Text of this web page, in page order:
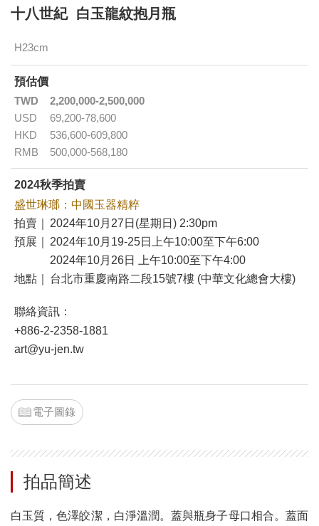
十八世紀 白玉龍紋抱月瓶
H23cm
預估價
TWD
2,200,000-2,500,000
USD
69,200-78,600
HKD
536,600-609,800
RMB
500,000-568,180
2024秋季拍賣
盛世琳瑯：中國玉器精粹
拍賣｜
2024年10月27日(星期日) 2:30pm
預展｜
2024年10月19-25日上午10:00至下午6:00
2024年10月26日 上午10:00至下午4:00
地點｜
台北市重慶南路二段15號7樓 (中華文化總會大樓)
聯絡資訊：
+886-2-2358-1881
art@yu-jen.tw
電子圖錄
拍品簡述
白玉質，色澤皎潔，白淨溫潤。蓋與瓶身子母口相合。蓋面